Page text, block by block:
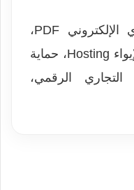
تحميل عرض الأصل التجاري الإلكتروني PDF،
اسم المجال والعلامة، عقد الإيواء Hosting، حماية
التجاري الرقمي،